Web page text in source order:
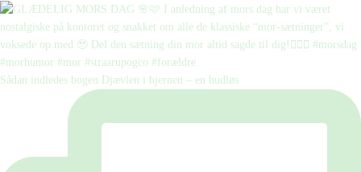
Sådan indledes bogen Djævlen i hjernen – en hudløs